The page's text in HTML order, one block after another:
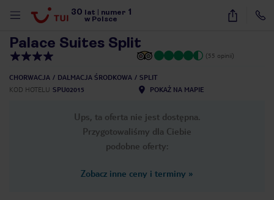
30 lat numer 1
w Polsce
33
Palace Suites Split
(55 opinii)
CHORWACJA DALMACJA ŚRODKOWA
SPLIT
KOD HOTELU SPU02015 POKAŻ NA MAPIE
Ups, ta oferta nie jest dostępna.
Przygotowaliśmy dla Ciebie
podobne oferty:
Zobacz inne ceny i terminy »